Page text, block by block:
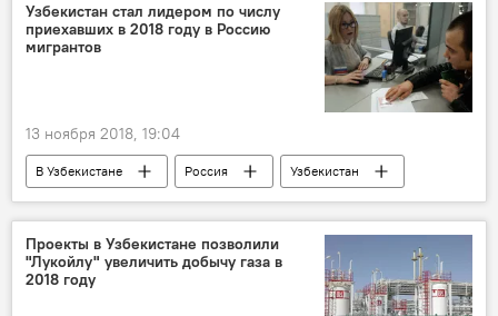
Узбекистан стал лидером по числу
приехавших в 2018 году в Россию
мигрантов
13 ноября 2018, 19:04
В Узбекистане Россия Узбекистан
Проекты в Узбекистане позволили
"Лукойлу" увеличить добычу газа в
2018 году